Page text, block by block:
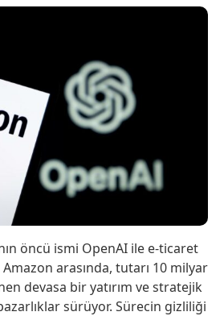
öncü ismi OpenAI ile e-ticaret
arasında, tutarı 10 milyar
devasa bir yatırım ve stratejik
sürüyor. Sürecin gizliliği